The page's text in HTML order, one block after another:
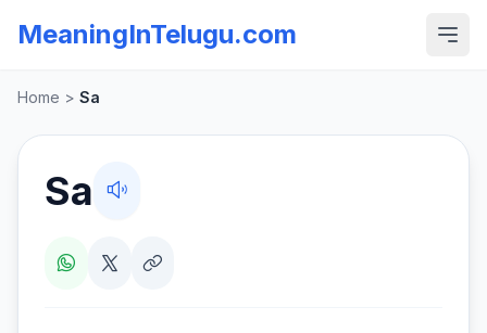
MeaningInTelugu.com
Home > Sa
Sa